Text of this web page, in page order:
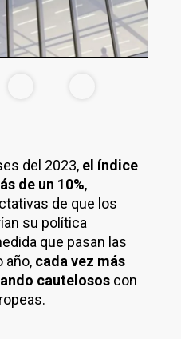
del 2023, el índice
de un 10%,
de que los
su política
que pasan las
año, cada vez más
cautelosos con